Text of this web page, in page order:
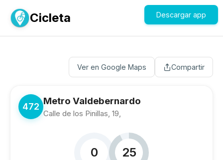
Cicleta Descargar app
Ver en Google Maps Compartir
472 Metro Valdebernardo
Calle de los Pinillas, 19,
0 25